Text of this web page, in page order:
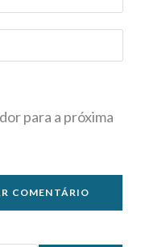
para a próxima